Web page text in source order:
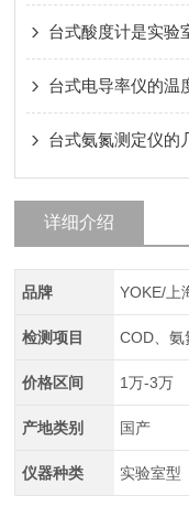
台式酸度计是实验
台式电导率仪的温
台式氨氮测定仪的
详细介绍
品牌 YOKE/上
检测项目 COD、氨
价格区间 1万-3万
产地类别 国产
仪器种类 实验室型